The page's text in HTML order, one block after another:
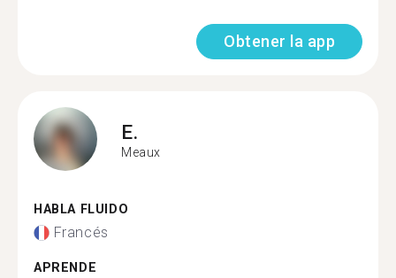
Obtener la app
E.
Meaux
HABLA FLUIDO
Francés
APRENDE